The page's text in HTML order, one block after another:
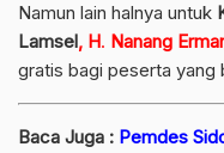
Namun lain halnya untuk
Lamsel, H. Nanang
gratis bagi peserta yang
Baca Juga : Pemdes